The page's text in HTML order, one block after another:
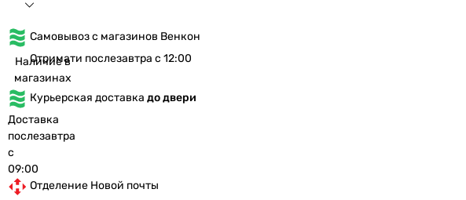
Самовывоз с магазинов Венкон
Наличие в
магазинах
Отримати послезавтра с 12:00
Курьерская доставка до двери
Доставка
послезавтра
с
09:00
Отделение Новой почты